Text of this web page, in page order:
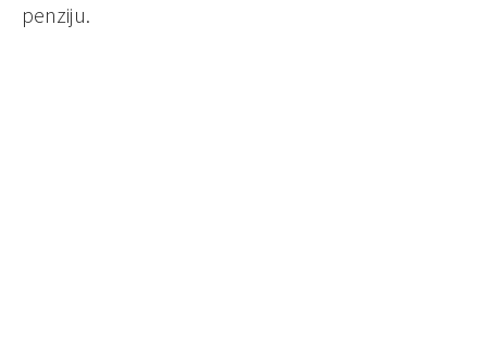
penziju.